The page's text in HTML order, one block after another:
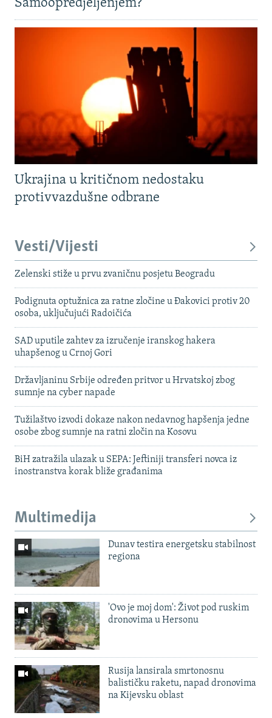
Samoopredjeljenjem?
Ukrajina u kritičnom nedostaku
protivvazdušne odbrane
Vesti/Vijesti
Zelenski stiže u prvu zvaničnu posjetu Beogradu
Podignuta optužnica za ratne zločine u Đakovici protiv 20
osoba, uključujući Radoičića
SAD uputile zahtev za izručenje iranskog hakera
uhapšenog u Crnoj Gori
Državljaninu Srbije određen pritvor u Hrvatskoj zbog
sumnje na cyber napade
Tužilaštvo izvodi dokaze nakon nedavnog hapšenja jedne
osobe zbog sumnje na ratni zločin na Kosovu
BiH zatražila ulazak u SEPA: Jeftiniji transferi novca iz
inostranstva korak bliže građanima
Multimedija
Dunav testira energetsku stabilnost
regiona
'Ovo je moj dom': Život pod ruskim
dronovima u Hersonu
Rusija lansirala smrtonosnu
balističku raketu, napad dronovima
na Kijevsku oblast